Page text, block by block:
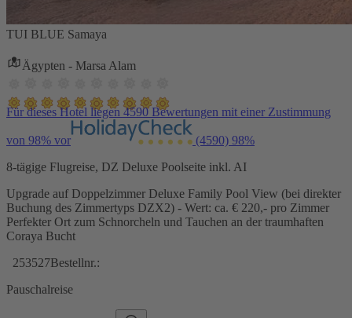
TUI BLUE Samaya
Ägypten - Marsa Alam
Für dieses Hotel liegen 4590 Bewertungen mit einer Zustimmung
von 98% vor (4590) 98%
8-tägige Flugreise, DZ Deluxe Poolseite inkl. AI
Upgrade auf Doppelzimmer Deluxe Family Pool View (bei direkter
Buchung des Zimmertyps DZX2) - Wert: ca. € 220,- pro Zimmer
Perfekter Ort zum Schnorcheln und Tauchen an der traumhaften
Coraya Bucht
253527Bestellnr.:
Pauschalreise